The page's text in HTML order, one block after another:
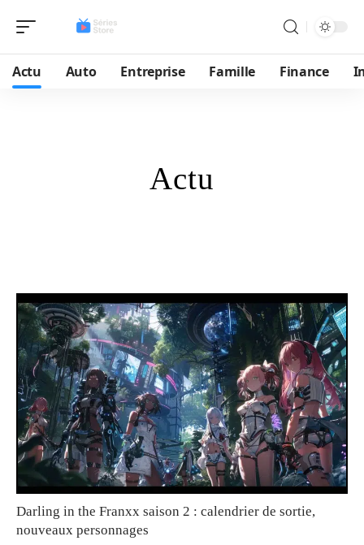
Actu Auto Entreprise Famille Finance
Actu
Darling in the Franxx saison 2 : calendrier de sortie,
nouveaux personnages